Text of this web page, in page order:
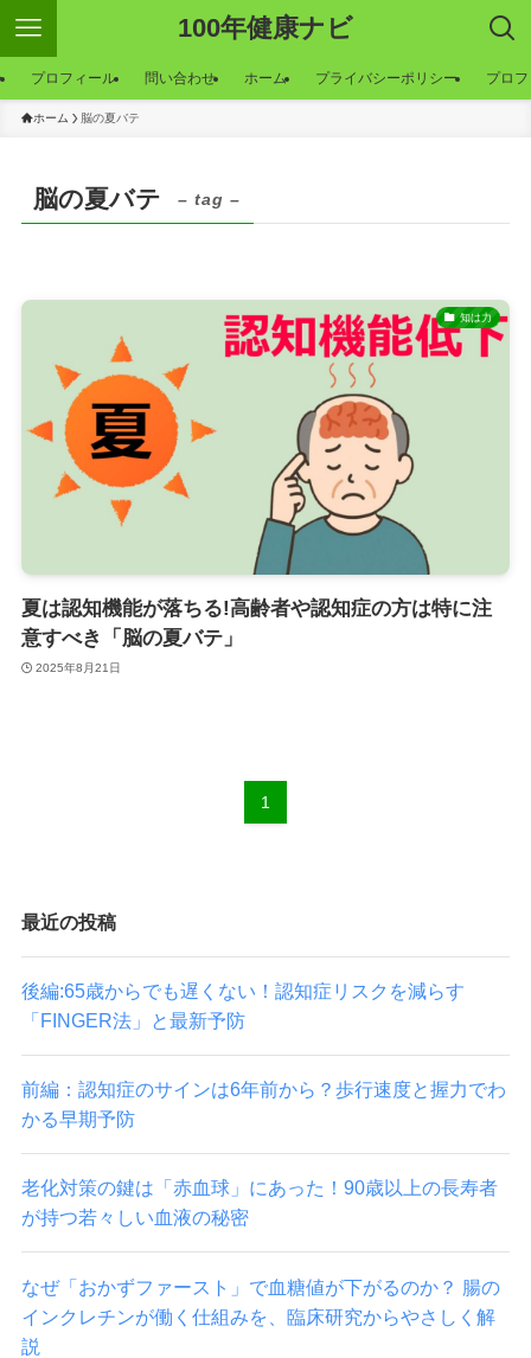
100年健康ナビ
プロフィール 問い合わせ ホーム プライバシーポリシー プロ
ホーム 脳の夏バテ
脳の夏バテ – tag –
知は力
夏は認知機能が落ちる!高齢者や認知症の方は特に注
意すべき「脳の夏バテ」
2025年8月21日
1
最近の投稿
後編:65歳からでも遅くない！認知症リスクを減らす
「FINGER法」と最新予防
前編：認知症のサインは6年前から？歩行速度と握力でわ
かる早期予防
老化対策の鍵は「赤血球」にあった！90歳以上の長寿者
が持つ若々しい血液の秘密
なぜ「おかずファースト」で血糖値が下がるのか？ 腸の
インクレチンが働く仕組みを、臨床研究からやさしく解
説